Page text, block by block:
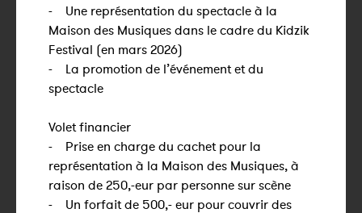
- Une représentation du spectacle à la
Maison des Musiques dans le cadre du Kidzik
Festival (en mars 2026)
- La promotion de l’événement et du
spectacle
Volet financier
- Prise en charge du cachet pour la
représentation à la Maison des Musiques, à
raison de 250,-eur par personne sur scène
- Un forfait de 500,- eur pour couvrir des